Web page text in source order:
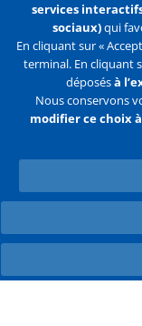
Liens Mentions
ligne
services
sociaux)qui
En cliquant sur «
terminal. En cliquant
déposésà
Nous conservons
modifier ce choix